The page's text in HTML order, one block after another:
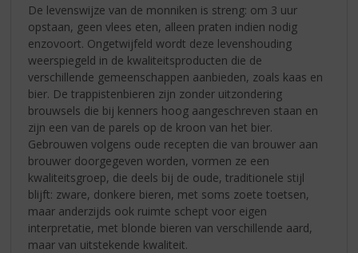
De levenswijze van de monniken is streng: om 3 uur
opstaan, geen vlees eten, alleen praten indien nodig
enzovoort. Ongetwijfeld wordt deze levenshouding
weerspiegeld in de kwaliteitsproducten die de
verschillende gemeenschappen aanbieden, zoals kaas en
bier. De trappistenbieren zijn zonder uitzondering
brouwsels die bij kenners hoog aangeschreven staan en
zijn een van de parels op de kroon van het bier.
Gebrouwen volgens oude recepten die van brouwer aan
brouwer doorgegeven worden, vormen ze een
kwaliteitsgroep, die deels bij de oude, traditionele stijl
blijft: zware, donkere bieren, met soms zoete toetsen,
maar anderzijds ook ruimte schept voor eigen
interpretatie, met blonde bieren van verschillende aard,
maar van uitstekende kwaliteit.